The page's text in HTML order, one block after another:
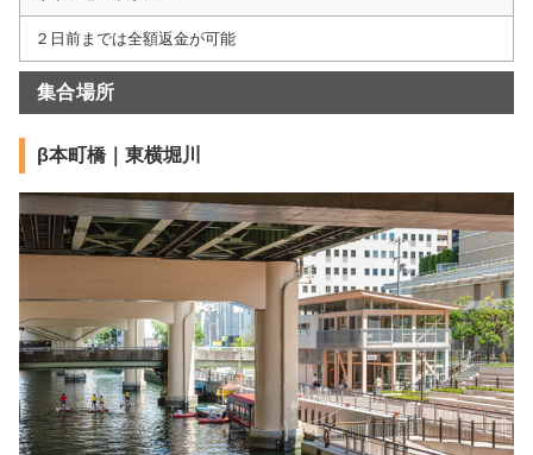
２日前までは全額返金が可能
集合場所
β本町橋｜東横堀川